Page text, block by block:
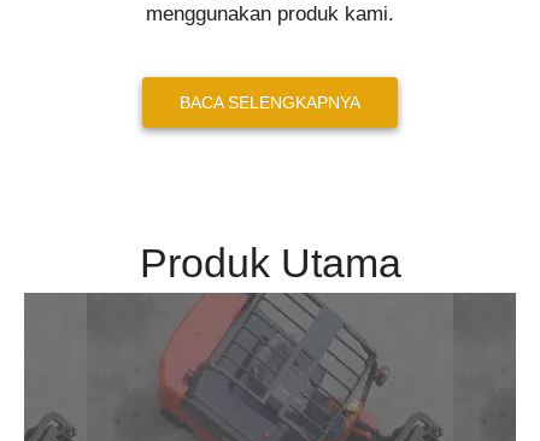
menggunakan produk kami.
BACA SELENGKAPNYA
Produk Utama